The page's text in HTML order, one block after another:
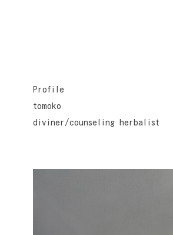
Profile
tomoko
diviner/counseling herbalist